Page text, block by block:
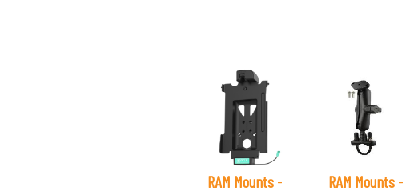
RAM Mounts-
RAM Mounts-